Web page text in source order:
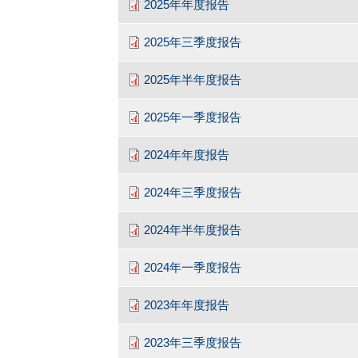
2025年年度报告
2025年三季度报告
2025年半年度报告
2025年一季度报告
2024年年度报告
2024年三季度报告
2024年半年度报告
2024年一季度报告
2023年年度报告
2023年三季度报告